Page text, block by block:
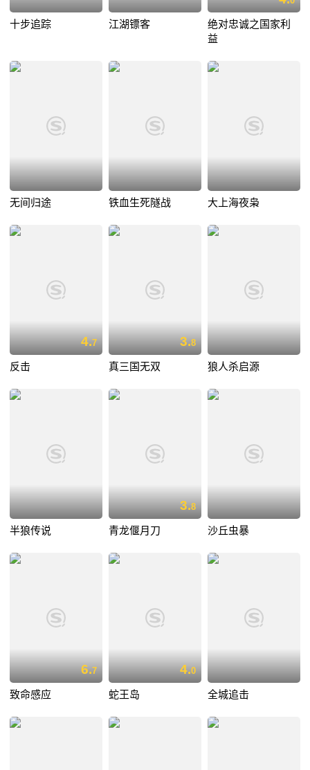
十步追踪 江湖镖客
绝对忠诚之国家利
益
无间归途 铁血生死隧战 大上海夜枭
4.7
反击
3.8
真三国无双 狼人杀启源
半狼传说
3.8
青龙偃月刀 沙丘虫暴
6.7
致命感应
4.0
蛇王岛 全城追击